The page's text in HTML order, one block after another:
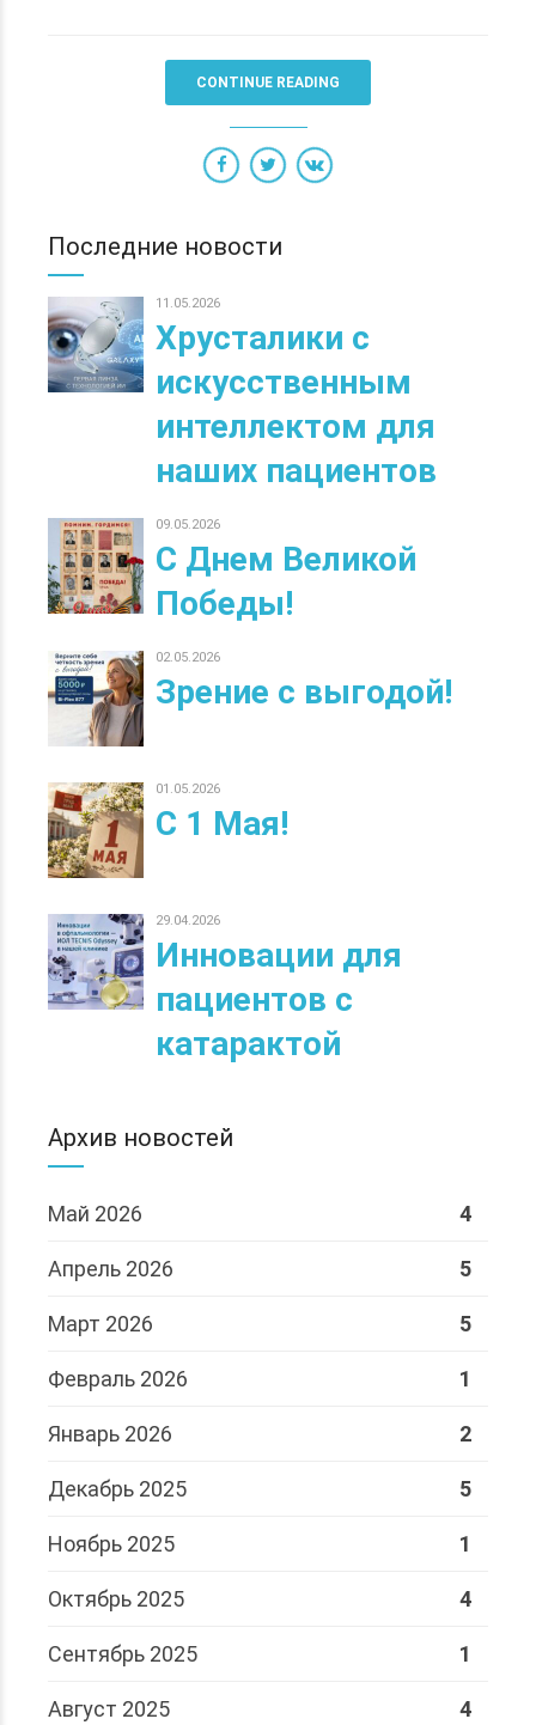
CONTINUE READING
Последние новости
11.05.2026
Хрусталики с
искусственным
интеллектом для
наших пациентов
09.05.2026
С Днем Великой
Победы!
02.05.2026
Зрение с выгодой!
01.05.2026
С 1 Мая!
29.04.2026
Инновации для
пациентов с
катарактой
Архив новостей
Май 2026 4
Апрель 2026 5
Март 2026 5
Февраль 2026 1
Январь 2026 2
Декабрь 2025 5
Ноябрь 2025 1
Октябрь 2025 4
Сентябрь 2025 1
Август 2025 4